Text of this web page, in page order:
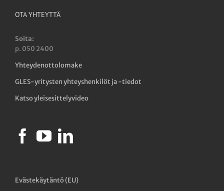
OTA YHTEYTTÄ
Soita:
p. 050 2400
Yhteydenottolomake
GLES-yritysten yhteyshenkilöt ja -tiedot
Katso yleisesittelyvideo
Evästekäytäntö (EU)